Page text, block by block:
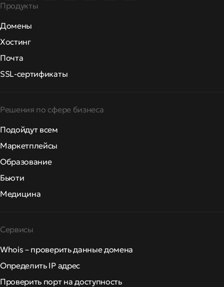
Продукты
Домены
Хостинг
Почта
SSL-сертификаты
Решения по сфере бизнеса
Подойдут всем
Маркетплейсы
Образование
Бьюти
Медицина
Сервисы
Whois – проверить данные домена
Определить IP адрес
Проверить порт на доступность